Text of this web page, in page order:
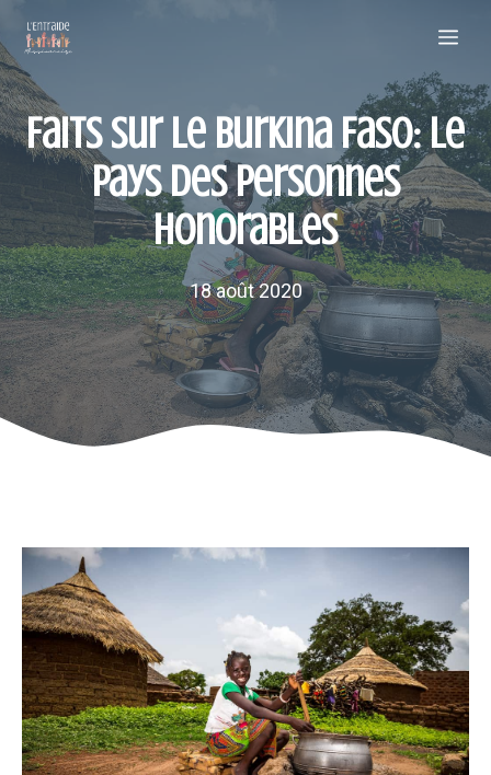
au
contenu
Faits sur le Burkina Faso: le
pays des personnes
honorables
18 août 2020